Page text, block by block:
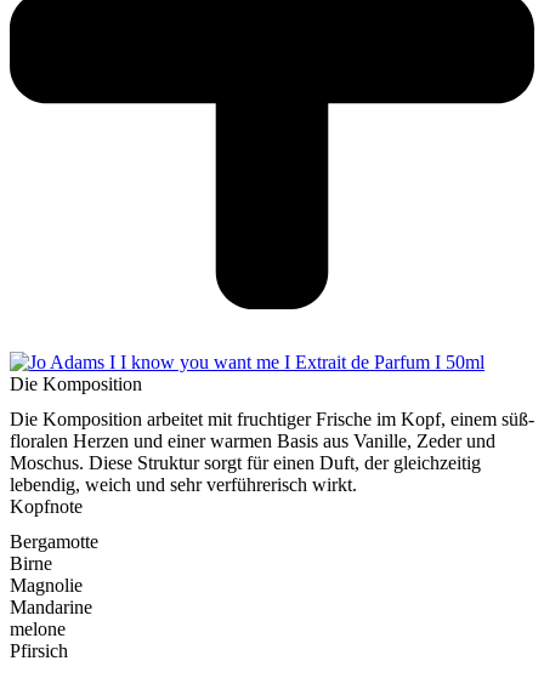
Die Komposition
Die Komposition arbeitet mit fruchtiger Frische im Kopf, einem süß-
floralen Herzen und einer warmen Basis aus Vanille, Zeder und
Moschus. Diese Struktur sorgt für einen Duft, der gleichzeitig
lebendig, weich und sehr verführerisch wirkt.
Kopfnote
Bergamotte
Birne
Magnolie
Mandarine
melone
Pfirsich